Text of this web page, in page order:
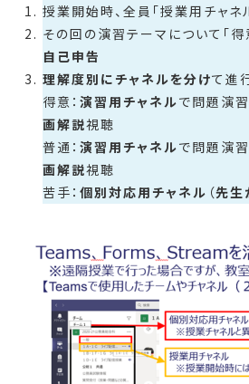
授業開始時、全員「授業用チャネ
その回の演習テーマについて「得
自己申告
理解度別にチャネルを分けて進
得意：演習用チャネルで問題演習
画解説視聴
普通：演習用チャネルで問題演習
画解説視聴
苦手：個別対応用チャネル （先生